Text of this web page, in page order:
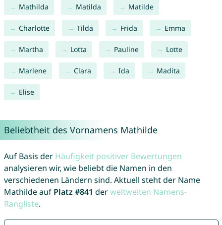
Mathilda Matilda Matilde
Charlotte Tilda Frida Emma
Martha Lotta Pauline Lotte
Marlene Clara Ida Madita
Elise
Beliebtheit des Vornamens Mathilde
Auf Basis der Häufigkeit positiver Bewertungen
analysieren wir, wie beliebt die Namen in den
verschiedenen Ländern sind. Aktuell steht der Name
Mathilde auf Platz #841 derweltweiten Namens-
Rangliste.